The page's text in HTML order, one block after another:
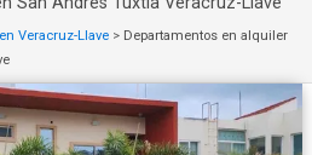
Veracruz-Llave > Departamentos en alquiler